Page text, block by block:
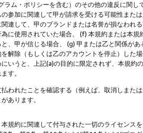
ラム・ポリシーを含む）のその他の違反に関
参加に関連して甲が請求を受ける可能性また
関連して、甲のブランドまたは名誉が損なわれ
に使用されていた場合、 (f) 本規約または本
、甲が信じる場合、 (g) 甲または乙と関係が
解除（もしくは乙のアカウントを停止）した
いうと、上記(a)の目的に限定されず、本規
す。
われたことを確認する（例えば、取消しまた
あります。
規約に関連して付与された一切のライセンス